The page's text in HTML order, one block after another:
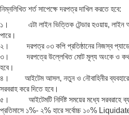
নিম্নলিখিত শর্ত সাপেক্ষে দরপত্র দাখিল করতে হবে:
১। এটা লাইন ভিত্তিক টেন্ডার হওয়ায়, লাইন
পারে।
২। দরপত্র ০৩ কপি প্রতিষ্ঠানের নিজস্ব প্যাডে
৩। দরপত্রে উল্লেখিত মোট মূল্য অংকে ও কথায়
হবে।
৪। আইটেম আসল, নতুন ও নৌবাহিনীর ব্যবহারের
সরবরাহ করে দিতে হবে।
৫। আইটেমটি নির্দিষ্ট সময়ের মধ্যে সরবরাহে
প্রতিমাসে ১%- ২% হারে সর্বোচ্চ ১০%